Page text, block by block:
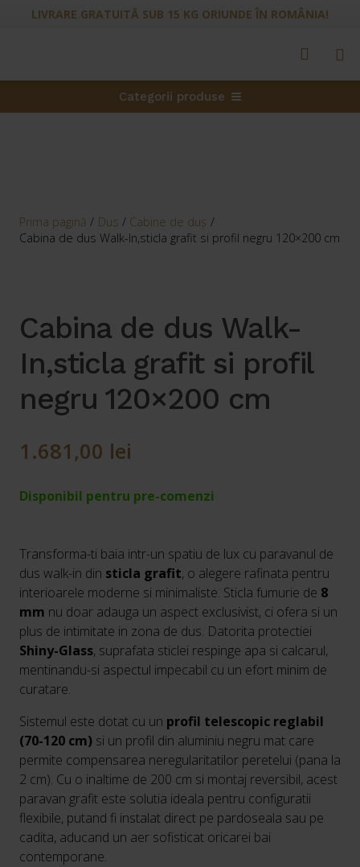
LIVRARE GRATUITĂ SUB 15 KG ORIUNDE ÎN ROMÂNIA!
Categorii produse
Prima pagină / Dus / Cabine de duș /
Cabina de dus Walk-In,sticla grafit si profil negru 120×200 cm
Cabina de dus Walk-
In,sticla grafit si profil
negru 120×200 cm
1.681,00 lei
Disponibil pentru pre-comenzi
Transforma-ti baia intr-un spatiu de lux cu paravanul de
dus walk-in din sticla grafit, o alegere rafinata pentru
interioarele moderne si minimaliste. Sticla fumurie de 8
mm nu doar adauga un aspect exclusivist, ci ofera si un
plus de intimitate in zona de dus. Datorita protectiei
Shiny-Glass, suprafata sticlei respinge apa si calcarul,
mentinandu-si aspectul impecabil cu un efort minim de
curatare.
Sistemul este dotat cu un profil telescopic reglabil
(70-120 cm) si un profil din aluminiu negru mat care
permite compensarea neregularitatilor peretelui (pana la
2 cm). Cu o inaltime de 200 cm si montaj reversibil, acest
paravan grafit este solutia ideala pentru configuratii
flexibile, putand fi instalat direct pe pardoseala sau pe
cadita, aducand un aer sofisticat oricarei bai
contemporane.